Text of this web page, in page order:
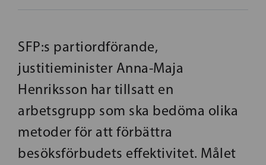
SFP:s partiordförande,
justitieminister Anna-Maja
Henriksson har tillsatt en
arbetsgrupp som ska bedöma olika
metoder för att förbättra
besöksförbudets effektivitet. Målet